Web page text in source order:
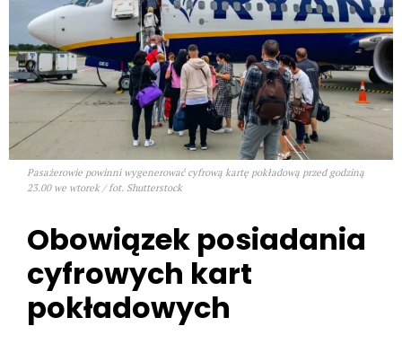
Pasażerowie powinni wygenerować cyfrową kartę pokładową przed godziną
23.00 we wtorek / fot. Shutterstock
Obowiązek posiadania
cyfrowych kart
pokładowych